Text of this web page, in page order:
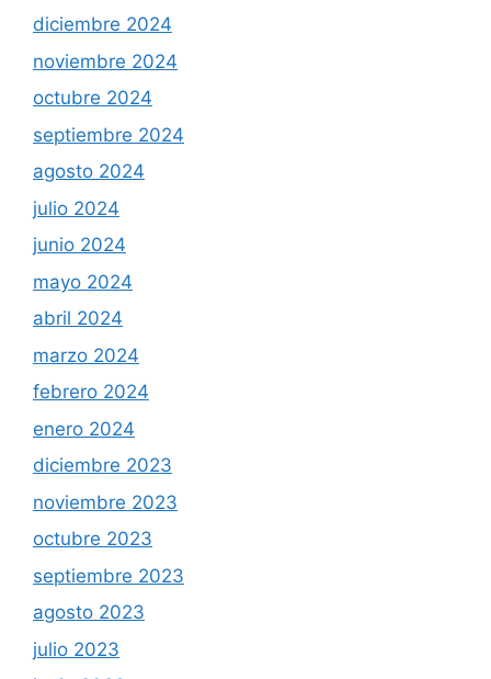
diciembre 2024
noviembre 2024
octubre 2024
septiembre 2024
agosto 2024
julio 2024
junio 2024
mayo 2024
abril 2024
marzo 2024
febrero 2024
enero 2024
diciembre 2023
noviembre 2023
octubre 2023
septiembre 2023
agosto 2023
julio 2023